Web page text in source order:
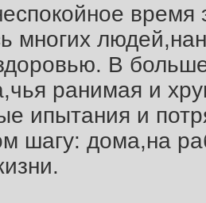
время
многих
В
ранимая и
ипытания и
шагу: дома,на